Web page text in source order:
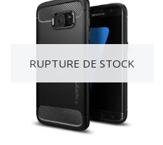
RUPTURE DE STOCK